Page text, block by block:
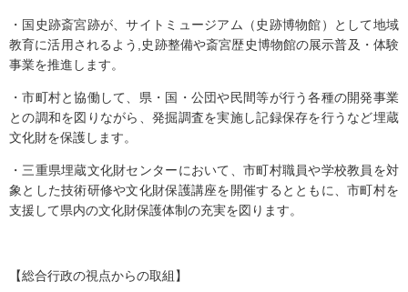
・国史跡斎宮跡が、サイトミュージアム（史跡博物館）として地域
教育に活用されるよう,史跡整備や斎宮歴史博物館の展示普及・体験
事業を推進します。
・市町村と協働して、県・国・公団や民間等が行う各種の開発事業
との調和を図りながら、発掘調査を実施し記録保存を行うなど埋蔵
文化財を保護します。
・三重県埋蔵文化財センターにおいて、市町村職員や学校教員を対
象とした技術研修や文化財保護講座を開催するとともに、市町村を
支援して県内の文化財保護体制の充実を図ります。
【総合行政の視点からの取組】